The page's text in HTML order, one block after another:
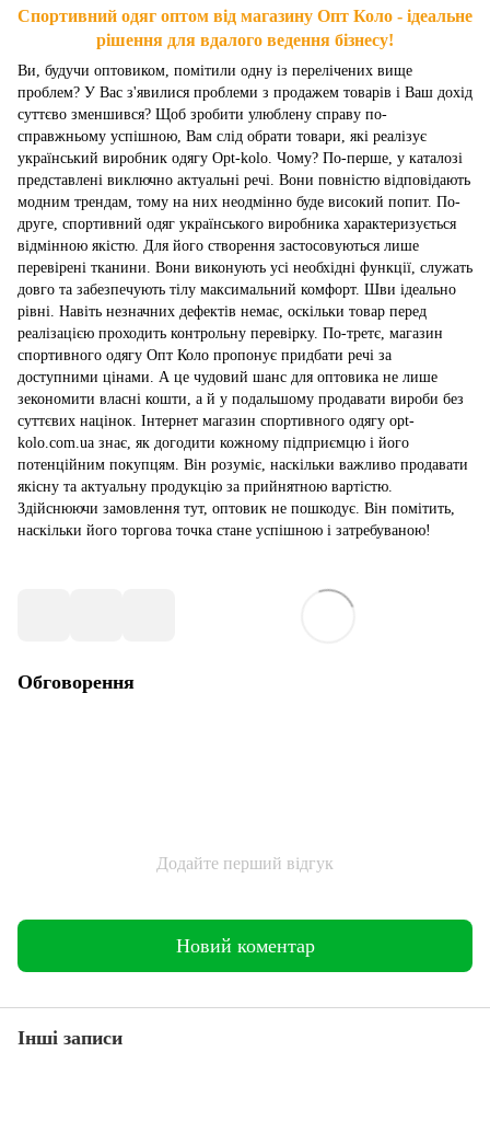
Спортивний одяг оптом від магазину Опт Коло - ідеальне
рішення для вдалого ведення бізнесу!
Ви, будучи оптовиком, помітили одну із перелічених вище
проблем? У Вас з'явилися проблеми з продажем товарів і Ваш дохід
суттєво зменшився? Щоб зробити улюблену справу по-
справжньому успішною, Вам слід обрати товари, які реалізує
український виробник одягу Opt-kolo. Чому? По-перше, у каталозі
представлені виключно актуальні речі. Вони повністю відповідають
модним трендам, тому на них неодмінно буде високий попит. По-
друге, спортивний одяг українського виробника характеризується
відмінною якістю. Для його створення застосовуються лише
перевірені тканини. Вони виконують усі необхідні функції, служать
довго та забезпечують тілу максимальний комфорт. Шви ідеально
рівні. Навіть незначних дефектів немає, оскільки товар перед
реалізацією проходить контрольну перевірку. По-третє, магазин
спортивного одягу Опт Коло пропонує придбати речі за
доступними цінами. А це чудовий шанс для оптовика не лише
зекономити власні кошти, а й у подальшому продавати вироби без
суттєвих націнок. Інтернет магазин спортивного одягу opt-
kolo.com.ua знає, як догодити кожному підприємцю і його
потенційним покупцям. Він розуміє, наскільки важливо продавати
якісну та актуальну продукцію за прийнятною вартістю.
Здійснюючи замовлення тут, оптовик не пошкодує. Він помітить,
наскільки його торгова точка стане успішною і затребуваною!
Обговорення
Додайте перший відгук
Новий коментар
Інші записи